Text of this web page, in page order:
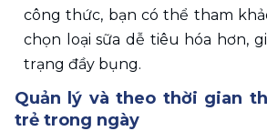
công thức, bạn có thể tham
chọn loại sữa dễ tiêu hóa hơn,
trạng đầy bụng.
Quản lý và theo thời gian
trẻ trong ngày